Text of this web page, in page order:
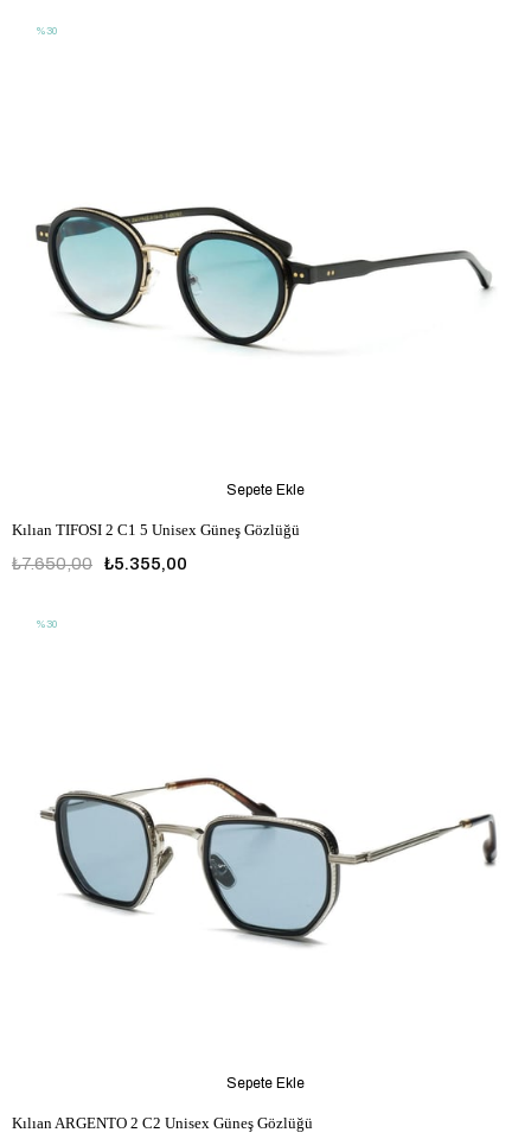
Kılıan TIFOSI 2 C1 5 Unisex Güneş Gözlüğü
₺5.355,00
₺7.650,00
Sepete Ekle
%30
Kılıan ARGENTO 2 C2 Unisex Güneş Gözlüğü
Sepete Ekle
%30